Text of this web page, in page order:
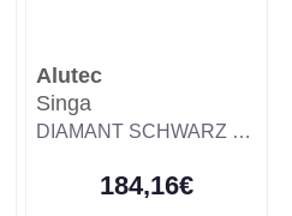
Alutec
Singa
DIAMANT SCHWARZ FRONTPOLIERT
184,16€